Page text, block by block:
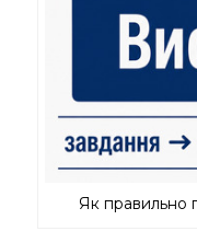
Як правильно